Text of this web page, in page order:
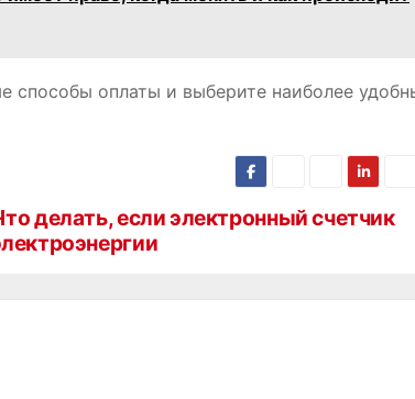
способы оплаты и выберите наиболее
делать, если электронный счетчик